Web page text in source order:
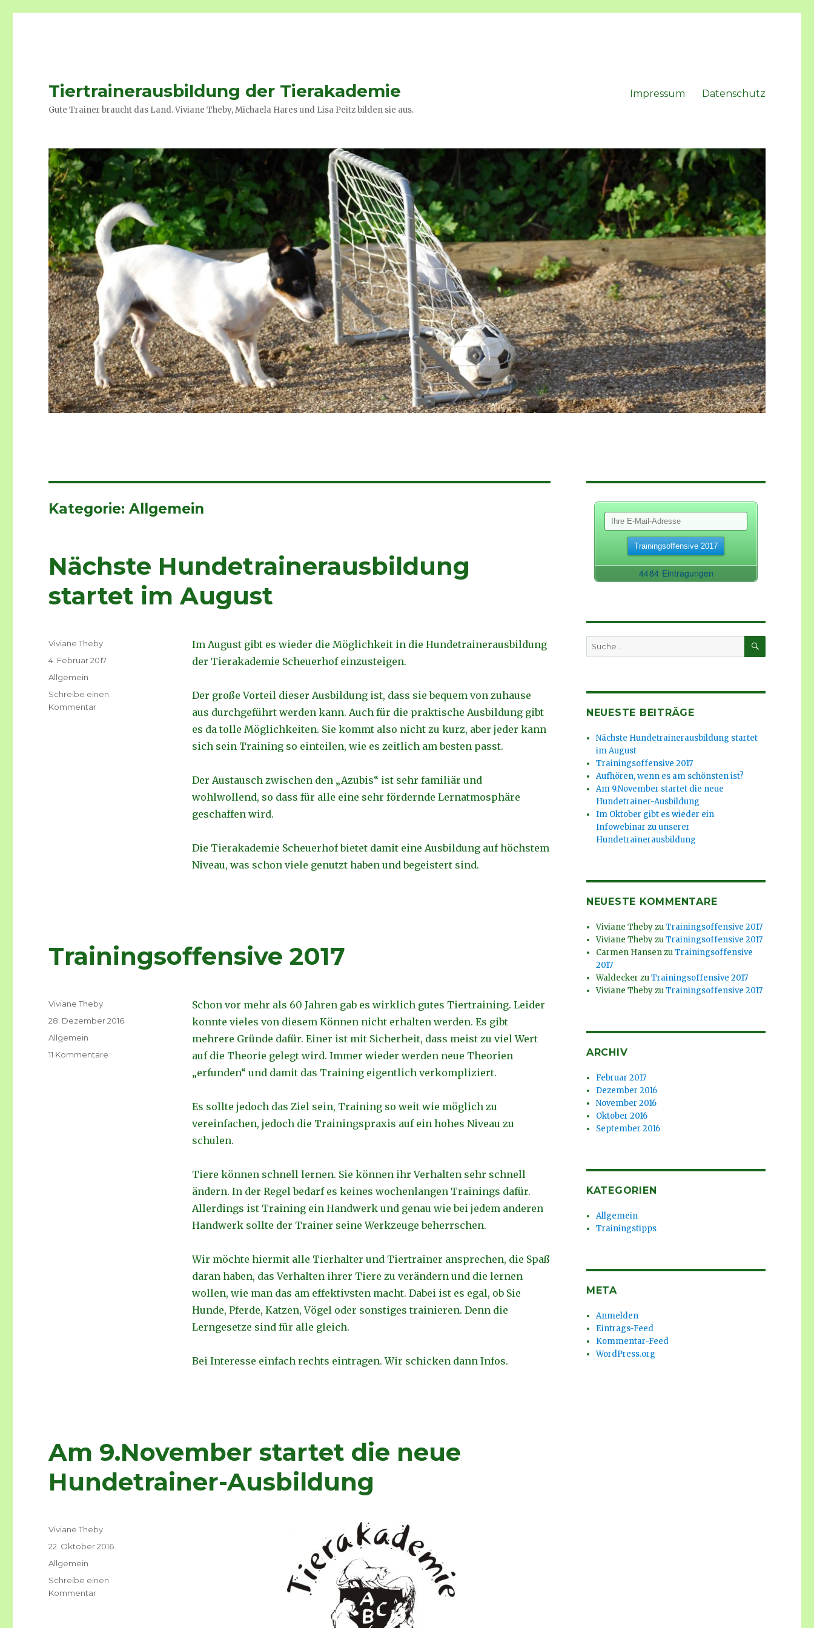
Tiertrainerausbildung der Tierakademie
Gute Trainer braucht das Land. Viviane Theby, Michaela Hares und Lisa Peitz bilden sie aus.
Impressum Datenschutz
Kategorie:Allgemein
Nächste Hundetrainerausbildung
startet im August
Im August gibt es wieder die Möglichkeit in die Hundetrainerausbildung
der Tierakademie Scheuerhof einzusteigen.
Der große Vorteil dieser Ausbildung ist, dass sie bequem von zuhause
aus durchgeführt werden kann. Auch für die praktische Ausbildung gibt
es da tolle Möglichkeiten. Sie kommt also nicht zu kurz, aber jeder kann
sich sein Training so einteilen, wie es zeitlich am besten passt.
Der Austausch zwischen den „Azubis“ ist sehr familiär und
wohlwollend, so dass für alle eine sehr fördernde Lernatmosphäre
geschaffen wird.
Die Tierakademie Scheuerhof bietet damit eine Ausbildung auf höchstem
Niveau, was schon viele genutzt haben und begeistert sind.
Autor
Viviane Theby
Veröffentlicht
am
4. Februar 2017
Kategorien
Allgemein
Schreibe einen
Kommentar
Trainingsoffensive 2017
Schon vor mehr als 60 Jahren gab es wirklich gutes Tiertraining. Leider
konnte vieles von diesem Können nicht erhalten werden. Es gibt
mehrere Gründe dafür. Einer ist mit Sicherheit, dass meist zu viel Wert
auf die Theorie gelegt wird. Immer wieder werden neue Theorien
„erfunden“ und damit das Training eigentlich verkompliziert.
Es sollte jedoch das Ziel sein, Training so weit wie möglich zu
vereinfachen, jedoch die Trainingspraxis auf ein hohes Niveau zu
schulen.
Tiere können schnell lernen. Sie können ihr Verhalten sehr schnell
ändern. In der Regel bedarf es keines wochenlangen Trainings dafür.
Allerdings ist Training ein Handwerk und genau wie bei jedem anderen
Handwerk sollte der Trainer seine Werkzeuge beherrschen.
Wir möchte hiermit alle Tierhalter und Tiertrainer ansprechen, die Spaß
daran haben, das Verhalten ihrer Tiere zu verändern und die lernen
wollen, wie man das am effektivsten macht. Dabei ist es egal, ob Sie
Hunde, Pferde, Katzen, Vögel oder sonstiges trainieren. Denn die
Lerngesetze sind für alle gleich.
Bei Interesse einfach rechts eintragen. Wir schicken dann Infos.
Autor
Viviane Theby
Veröffentlicht
am
28. Dezember 2016
Kategorien
Allgemein
11 Kommentare
Am 9.November startet die neue
Hundetrainer-Ausbildung
Autor
Viviane Theby
Veröffentlicht
am
22. Oktober 2016
Kategorien
Allgemein
Schreibe einen
Kommentar
Suche
nach:
SUCHEN
NEUESTE BEITRÄGE
Nächste Hundetrainerausbildung startet
im August
Trainingsoffensive 2017
Aufhören, wenn es am schönsten ist?
Am 9.November startet die neue
Hundetrainer-Ausbildung
Im Oktober gibt es wieder ein
Infowebinar zu unserer
Hundetrainerausbildung
NEUESTE KOMMENTARE
Viviane ThebyzuTrainingsoffensive 2017
Viviane ThebyzuTrainingsoffensive 2017
Carmen HansenzuTrainingsoffensive
2017
Waldecker zuTrainingsoffensive 2017
Viviane ThebyzuTrainingsoffensive 2017
ARCHIV
Februar 2017
Dezember 2016
November 2016
Oktober 2016
September 2016
KATEGORIEN
Allgemein
Trainingstipps
META
Anmelden
Eintrags-Feed
Kommentar-Feed
WordPress.org